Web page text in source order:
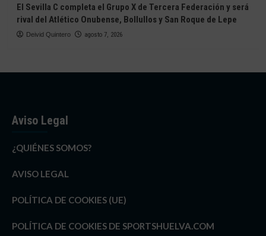
El Sevilla C completa el Grupo X de Tercera Federación y será
rival del Atlético Onubense, Bollullos y San Roque de Lepe
Deivid Quintero agosto 7, 2026
Aviso Legal
¿QUIÉNES SOMOS?
AVISO LEGAL
POLÍTICA DE COOKIES (UE)
POLÍTICA DE COOKIES DE SPORTSHUELVA.COM